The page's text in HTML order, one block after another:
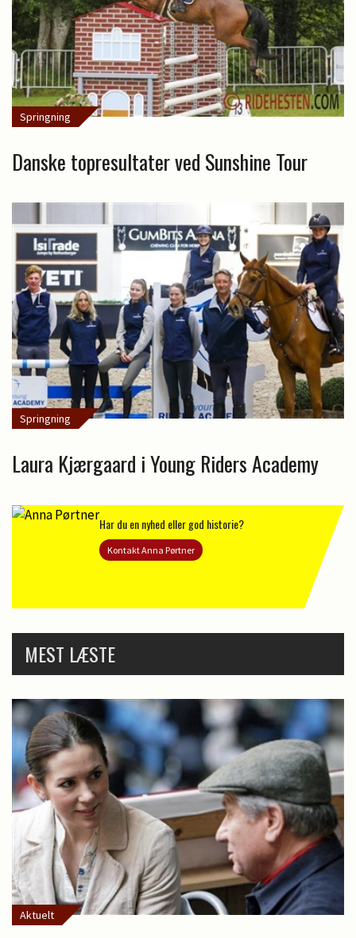
Springning
Danske topresultater ved Sunshine Tour
Springning
Laura Kjærgaard i Young Riders Academy
Har du en nyhed eller god historie?
Kontakt Anna Pørtner
MEST LÆSTE
Aktuelt